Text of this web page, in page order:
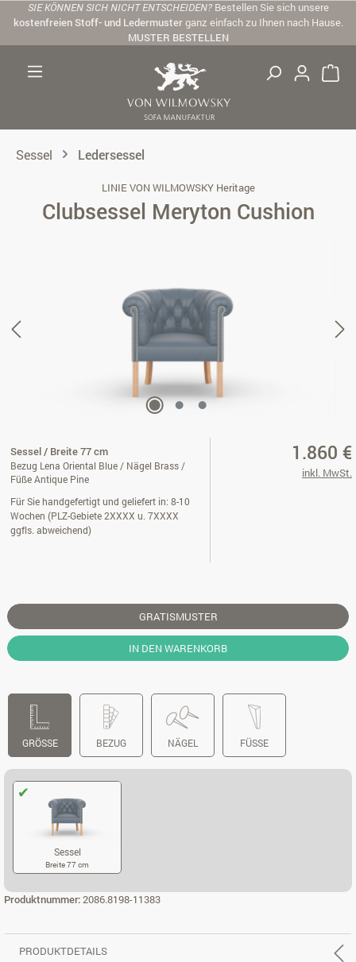
Zum Hauptinhalt springen
SIE KÖNNEN SICH NICHT ENTSCHEIDEN? Bestellen Sie sich unsere
kostenfreien Stoff- und Ledermusterganz einfach zu Ihnen nach Hause.
MUSTER BESTELLEN
Sessel Ledersessel
LINIE VON WILMOWSKY Heritage
Clubsessel Meryton Cushion
Sessel / Breite 77 cm
Bezug Lena Oriental Blue / Nägel Brass /
Füße Antique Pine
Für Sie handgefertigt und geliefert in: 8-10
Wochen (PLZ-Gebiete 2XXXX u. 7XXXX
ggfls. abweichend)
1.860 €
inkl. MwSt.
GRATISMUSTER
IN DEN WARENKORB
GRÖSSE BEZUG NÄGEL FÜSSE
Sessel
Breite 77 cm
Produktnummer:2086.8198-11383
PRODUKTDETAILS